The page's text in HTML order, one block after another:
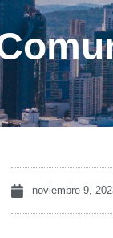
noviembre 9,